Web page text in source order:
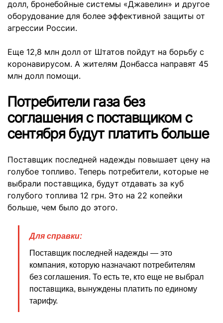
долл, бронебойные системы «Джавелин» и другое
оборудование для более эффективной защиты от
агрессии России.
Еще 12,8 млн долл от Штатов пойдут на борьбу с
коронавирусом. А жителям Донбасса направят 45
млн долл помощи.
Потребители газа без
соглашения с поставщиком с
сентября будут платить больше
Поставщик последней надежды повышает цену на
голубое топливо. Теперь потребители, которые не
выбрали поставщика, будут отдавать за куб
голубого топлива 12 грн. Это на 22 копейки
больше, чем было до этого.
Для справки:
Поставщик последней надежды — это
компания, которую назначают потребителям
без соглашения. То есть те, кто еще не выбрал
поставщика, вынуждены платить по единому
тарифу.